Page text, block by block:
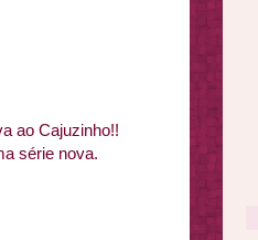
ao Cajuzinho!!
série nova.